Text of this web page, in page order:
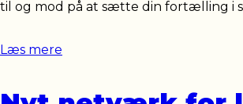
til og mod på at sætte din fortælling i
Læs mere